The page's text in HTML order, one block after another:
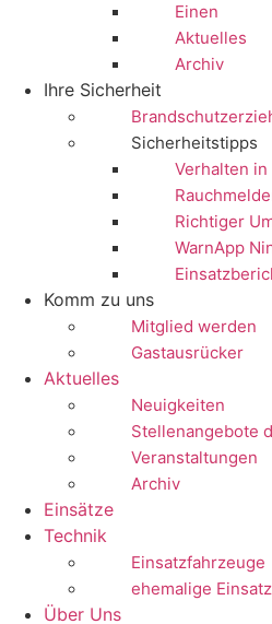
Einen
Aktuelles
Archiv
Ihre Sicherheit
Sicherheitstipps
Verhalten
Richtiger
WarnApp
Komm zu uns
Mitglied werden
Gastausrücker
Aktuelles
Neuigkeiten
Stellenangebote
Veranstaltungen
Archiv
Einsätze
Technik
Einsatzfahrzeuge
ehemalige
Über Uns